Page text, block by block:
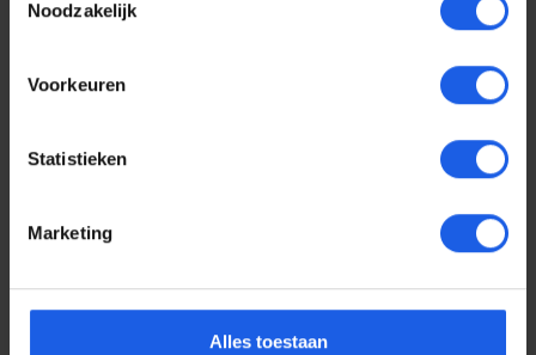
Noodzakelijk
Voorkeuren
Statistieken
Marketing
Alles toestaan
Voor elke telefoon een